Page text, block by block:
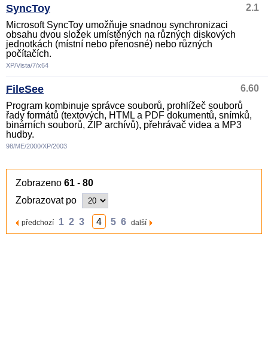
SyncToy
2.1
Microsoft SyncToy umožňuje snadnou synchronizaci
obsahu dvou složek umístěných na různých diskových
jednotkách (místní nebo přenosné) nebo různých
počítačích.
XP/Vista/7/x64
FileSee
6.60
Program kombinuje správce souborů, prohlížeč souborů
řady formátů (textových, HTML a PDF dokumentů, snímků,
binárních souborů, ZIP archívů), přehrávač videa a MP3
hudby.
98/ME/2000/XP/2003
Zobrazeno 61 - 80
Zobrazovat po
předchozí 1 2 3 4 5 6 další